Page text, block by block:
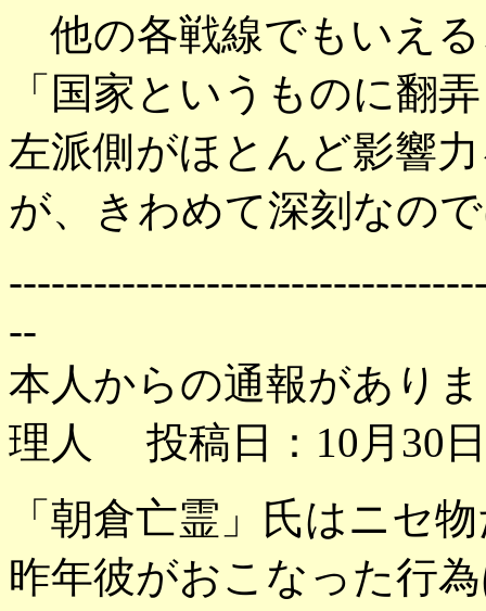
他の各戦線でもいえ
「国家というものに翻
左派側がほとんど影響
が、きわめて深刻なの
--
本人からの通報があり
理人 投稿日：10月30日
「朝倉亡霊」氏はニセ
昨年彼がおこなった行